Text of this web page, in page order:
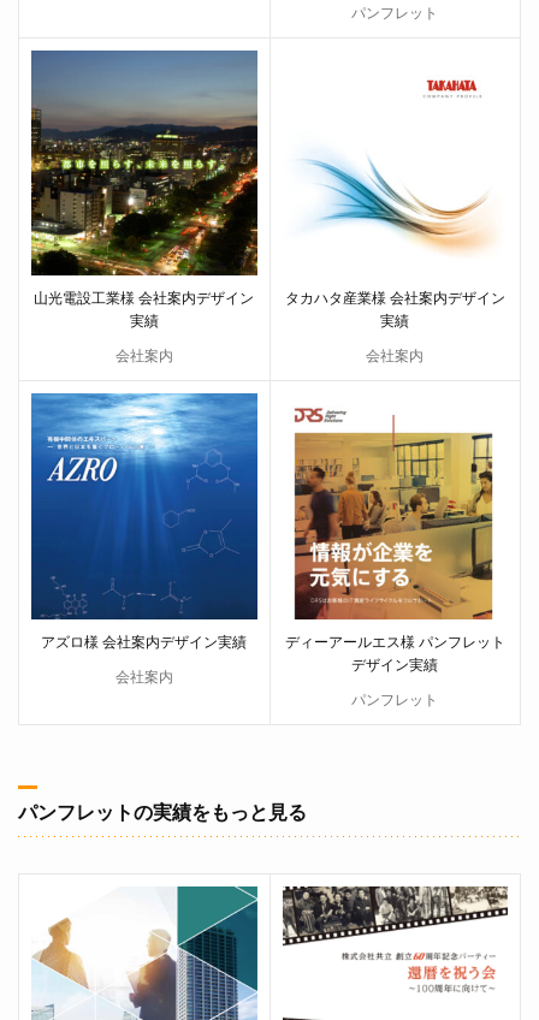
パンフレット
山光電設工業様 会社案内デザイン
実績
会社案内
タカハタ産業様 会社案内デザイン
実績
会社案内
アズロ様 会社案内デザイン実績
会社案内
ディーアールエス様 パンフレット
デザイン実績
パンフレット
パンフレットの実績をもっと見る